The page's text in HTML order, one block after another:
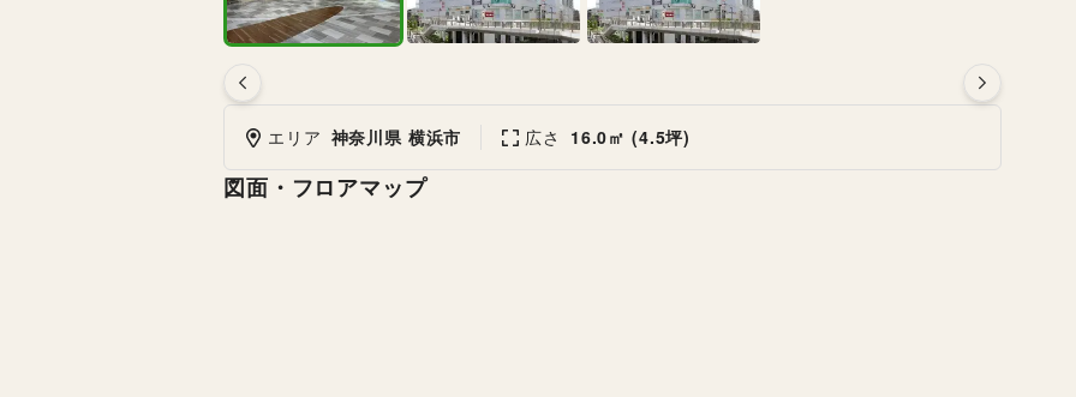
エリア 神奈川県 横浜市 広さ 16.0㎡ (4.5坪)
図面・フロアマップ